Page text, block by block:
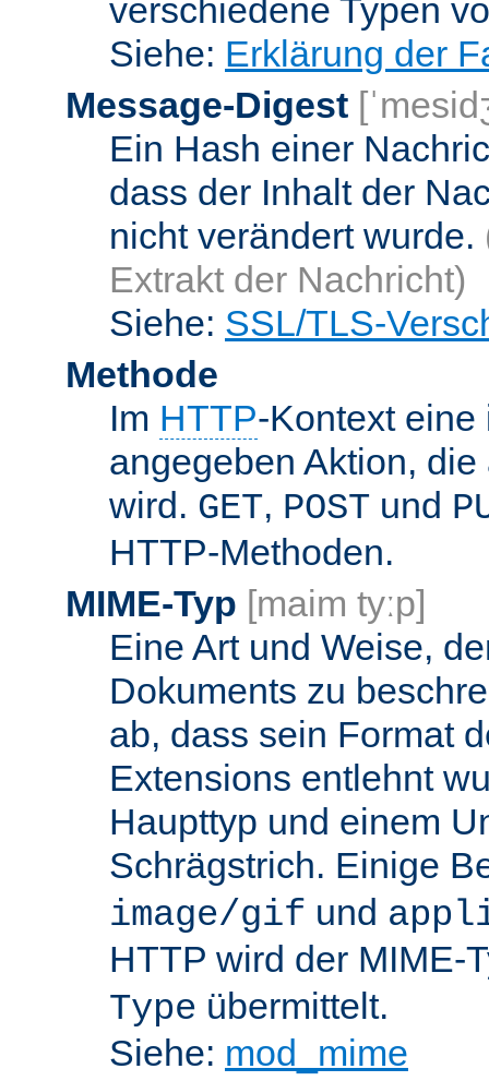
verschiedene Typen
Siehe: Erklärung der
Message-Digest
Ein Hash einer
dass der Inhalt der
nicht verändert wurde.
Extrakt der Nachricht)
Siehe: SSL/TLS-
Methode
Im HTTP-Kontext eine
angegeben Aktion,
wird. GET, POST und
HTTP-Methoden.
MIME-Typ [maim tyːp]
Eine Art und Weise,
Dokuments zu
ab, dass sein Format
Extensions entlehnt
Haupttyp und einem
Schrägstrich. Einige
image/gif und
HTTP wird der MIME-
Type übermittelt.
Siehe: mod_mime